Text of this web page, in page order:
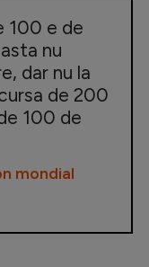
100 e de
nu
dar nu la
de 200
100 de
mondial